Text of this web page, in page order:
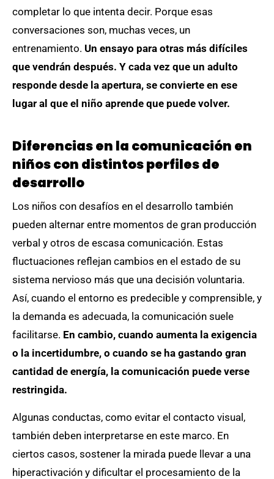
completar lo que intenta decir. Porque esas
conversaciones son, muchas veces, un
entrenamiento. Un ensayo para otras más difíciles
que vendrán después. Y cada vez que un adulto
responde desde la apertura, se convierte en ese
lugar al que el niño aprende que puede volver.
Diferencias en la comunicación en
niños con distintos perfiles de
desarrollo
Los niños con desafíos en el desarrollo también
pueden alternar entre momentos de gran producción
verbal y otros de escasa comunicación. Estas
fluctuaciones reflejan cambios en el estado de su
sistema nervioso más que una decisión voluntaria.
Así, cuando el entorno es predecible y comprensible, y
la demanda es adecuada, la comunicación suele
facilitarse. En cambio, cuando aumenta la exigencia
o la incertidumbre, o cuando se ha gastando gran
cantidad de energía, la comunicación puede verse
restringida.
Algunas conductas, como evitar el contacto visual,
también deben interpretarse en este marco. En
ciertos casos, sostener la mirada puede llevar a una
hiperactivación y dificultar el procesamiento de la